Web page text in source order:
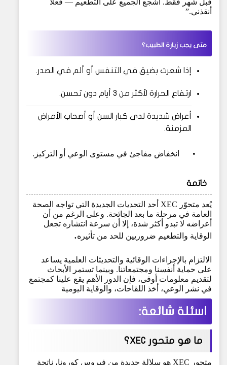
أنقذني.”
متى يجب زيارة الطبيب؟
إذا شعرت بضيق في التنفس أو ألم في الصدر.
ارتفاع الحرارة لأكثر من 3 أيام دون تحسن.
أعراض شديدة لدى كبار السن أو أصحاب الأمراض
المزمنة.
• انخفاض مفاجئ في مستوى الوعي أو التركيز.
خاتمة
يُعد متحوّر XEC أحد التحديات الجديدة التي تواجه الصحة
العامة في مرحلة ما بعد الجائحة. وعلى الرغم من أن
أعراضه لا تبدو أكثر شدة، إلا أن سرعة انتشاره تجعل
الوقاية والتطعيم ضروريين للحد من تأثيره.
الالتزام بالإجراءات الوقائية والتحديثات العلمية يساعد
على حماية أنفسنا ومجتمعاتنا. وبينما تستمر الأبحاث
لتقديم معلومات أوفى، فإن الدور الأهم يقع علينا كمجتمع
في نشر الوعي، أخذ اللقاحات، والوقاية اليومية
اسئلة شائعة:
ما هو متحور XEC؟
متحور XEC هو سلالة جديدة من فيروس كورونا، ناتجة